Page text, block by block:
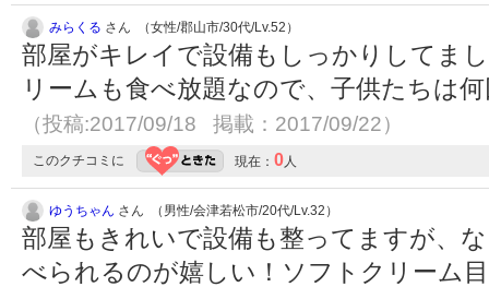
みらくる さん （女性/郡山市/30代/Lv.52）
部屋がキレイで設備もしっかりしてま
リームも食べ放題なので、子供たちは
（投稿:2017/09/18 掲載：2017/09/22）
このクチコミに 現在： 0 人
ゆうちゃん さん （男性/会津若松市/20代/Lv.32）
部屋もきれいで設備も整ってますが、
べられるのが嬉しい！ソフトクリーム